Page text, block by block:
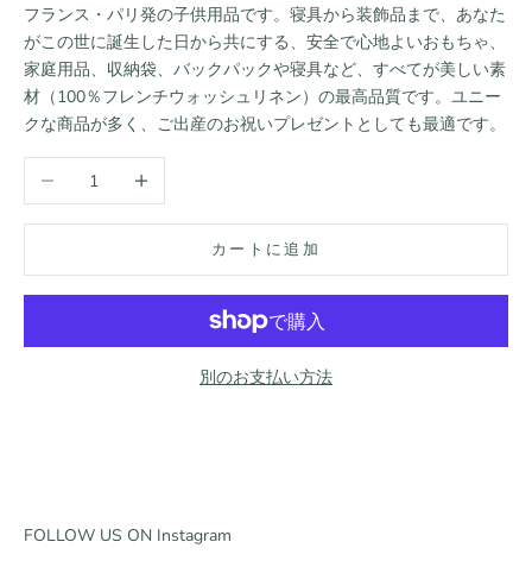
フランス・パリ発の子供用品です。寝具から装飾品まで、あなた
がこの世に誕生した日から共にする、安全で心地よいおもちゃ、
家庭用品、収納袋、バックパックや寝具など、すべてが美しい素
材（100％フレンチウォッシュリネン）の最高品質です。ユニー
クな商品が多く、ご出産のお祝いプレゼントとしても最適です。
数量を減らす 数量を増やす
カートに追加
別のお支払い方法
FOLLOW US ON Instagram